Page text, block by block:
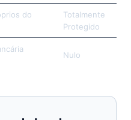
do
Totalmente
Protegido
Nulo